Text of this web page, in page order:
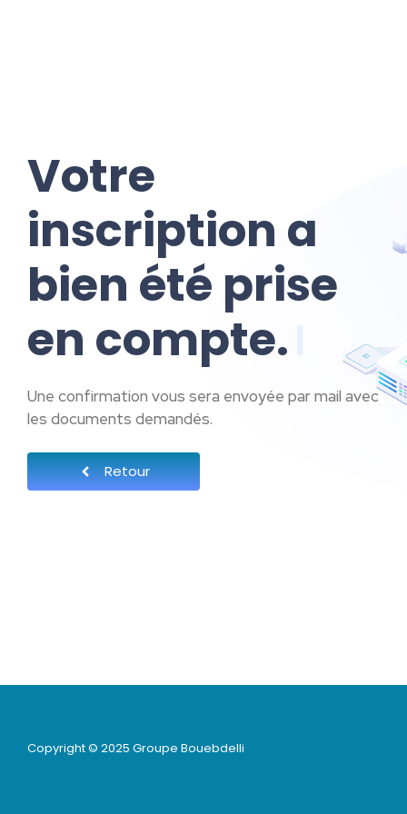
Votre
inscription a
bien été prise
en compte.
Une confirmation vous sera envoyée par mail avec
les documents demandés.
Retour
Copyright © 2025 Groupe Bouebdelli